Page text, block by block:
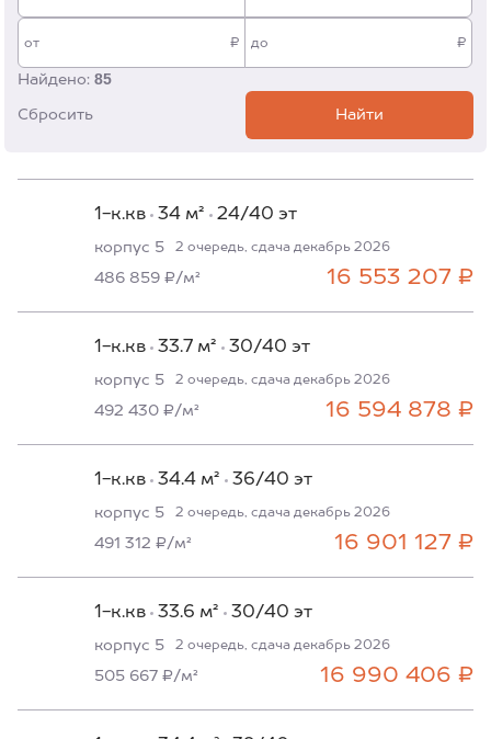
от ₽ до ₽
Найдено: 85
Сбросить Найти
1-к.кв 34 м² 24/40 эт
корпус 5 2 очередь, сдача декабрь 2026
16 553 207 ₽
486 859 ₽/м²
1-к.кв 33.7 м² 30/40 эт
корпус 5 2 очередь, сдача декабрь 2026
16 594 878 ₽
492 430 ₽/м²
1-к.кв 34.4 м² 36/40 эт
корпус 5 2 очередь, сдача декабрь 2026
16 901 127 ₽
491 312 ₽/м²
1-к.кв 33.6 м² 30/40 эт
корпус 5 2 очередь, сдача декабрь 2026
16 990 406 ₽
505 667 ₽/м²